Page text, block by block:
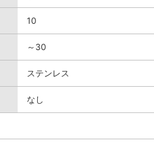
10
～30
ステンレス
なし